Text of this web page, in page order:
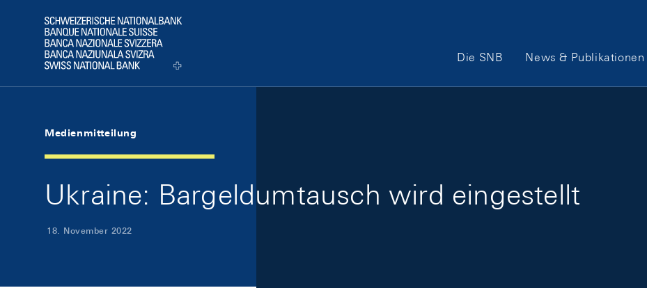
Logo
Hauptnavigation
Die SNB News & Publikationen
Medienmitteilung
Ukraine: Bargeldumtausch wird eingestellt
18. November 2022